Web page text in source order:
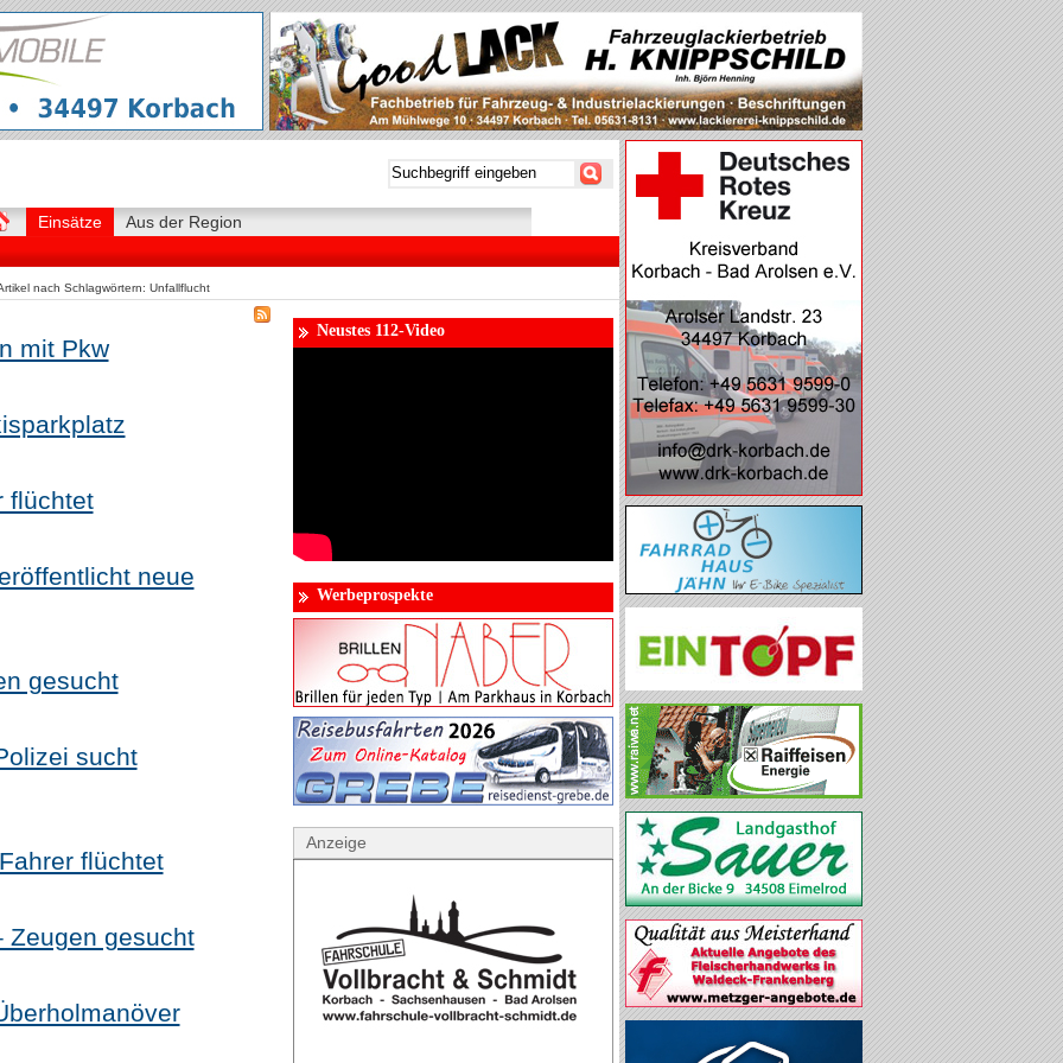
Einsätze Aus der Region
nach Schlagwörtern: Unfallflucht
mit Pkw
flüchtet
neue
gesucht
sucht
flüchtet
Zeugen gesucht
Neustes 112-Video
Werbeprospekte
Anzeige